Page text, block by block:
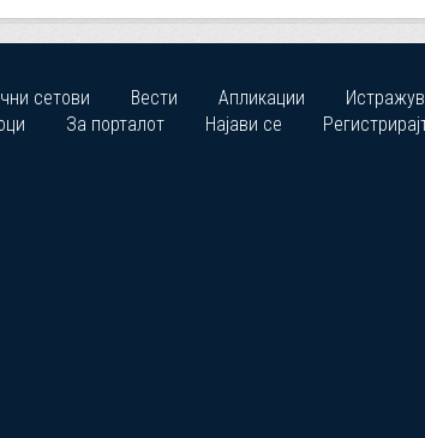
сетови Вести Апликации
За порталот Најави се